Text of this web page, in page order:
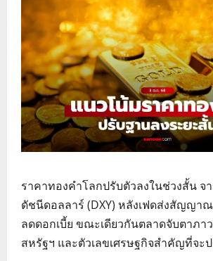
ราคาทองคำโลกปรับตัวลงในช่วงสั้น จ
ดัชนีดอลลาร์ (DXY) หลังเฟดส่งสัญญา
ลดดอกเบี้ย ขณะเดียวกันตลาดจับตาภา
สหรัฐฯ และตัวเลขเศรษฐกิจสำคัญที่จะ